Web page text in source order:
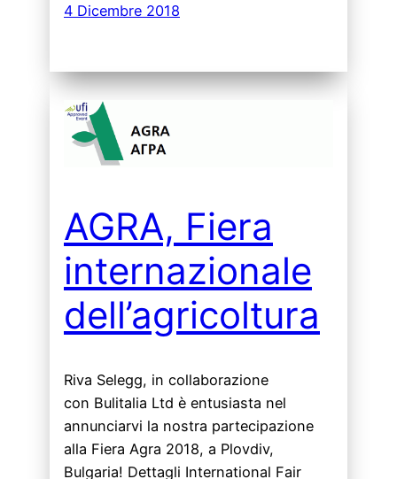
4 Dicembre 2018
AGRA, Fiera
internazionale
dell’agricoltura
Riva Selegg, in collaborazione
con Bulitalia Ltd è entusiasta nel
annunciarvi la nostra partecipazione
alla Fiera Agra 2018, a Plovdiv,
Bulgaria! Dettagli International Fair